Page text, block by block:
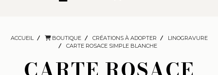
ACCUEIL BOUTIQUE CRÉATIONS À ADOPTER
LINOGRAVURE
CARTE ROSACE SIMPLE BLANCHE